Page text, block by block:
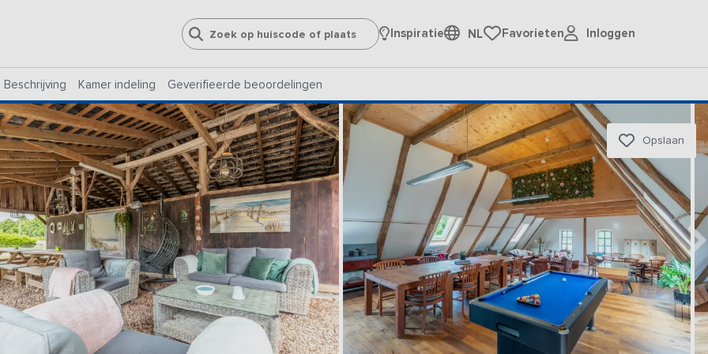
Inspiratie NL Favorieten Inloggen
Beschrijving Kamer indeling Geverifieerde beoordelingen
Opslaan